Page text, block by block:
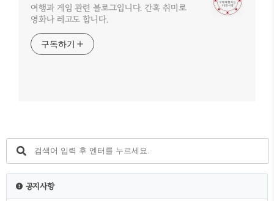
여행과 게임 관련 블로그입니다. 간혹 취미로
영화나 레고도 합니다.
구독하기
공지사항